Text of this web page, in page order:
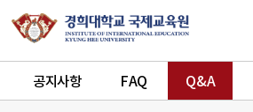
공지사항 FAQ Q&A